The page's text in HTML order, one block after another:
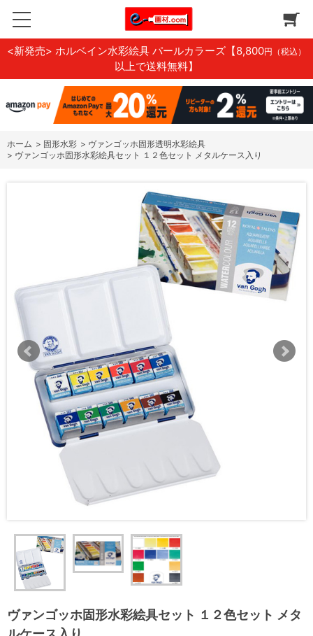
<新発売> ホルベイン水彩絵具 パールカラーズ 【8,800円（税込）
以上で送料無料】
ホーム > 固形水彩 > ヴァンゴッホ固形透明水彩絵具
> ヴァンゴッホ固形水彩絵具セット １２色セット メタルケース入り
ヴァンゴッホ固形水彩絵具セット １２色セット メタ